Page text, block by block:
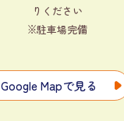
りください
※駐車場完備
Google Mapで見る